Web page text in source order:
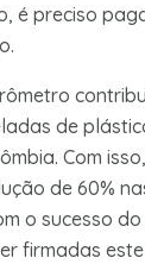
é preciso
de
Com
de 60%
o sucesso
firmadas